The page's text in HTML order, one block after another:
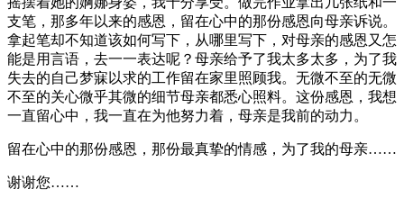
支笔，那多年以来的感恩，留在心中的那份感恩向母亲诉说。
拿起笔却不知道该如何写下，从哪里写下，对母亲的感恩又怎
能是用言语，去一一表达呢？母亲给予了我太多太多，为了我
失去的自己梦寐以求的工作留在家里照顾我。无微不至的无微
不至的关心微乎其微的细节母亲都悉心照料。这份感恩，我想
一直留心中，我一直在为他努力着，母亲是我前的动力。
留在心中的那份感恩，那份最真挚的情感，为了我的母亲……
谢谢您……